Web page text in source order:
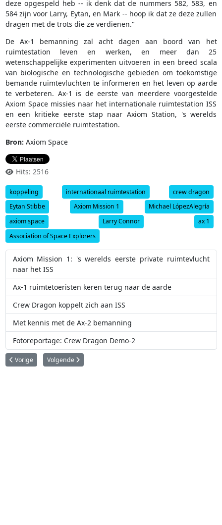
deze opgespeld heb -- ik denk dat de nummers 582, 583, en
584 zijn voor Larry, Eytan, en Mark -- hoop ik dat ze deze zullen
dragen met de trots die ze verdienen."
De Ax-1 bemanning zal acht dagen aan boord van het
ruimtestation leven en werken, en meer dan 25
wetenschappelijke experimenten uitvoeren in een breed scala
van biologische en technologische gebieden om toekomstige
bemande ruimtevluchten te informeren en het leven op aarde
te verbeteren. Ax-1 is de eerste van meerdere voorgestelde
Axiom Space missies naar het internationale ruimtestation ISS
en een kritieke eerste stap naar Axiom Station, 's werelds
eerste commerciële ruimtestation.
Bron: Axiom Space
Hits: 2516
koppeling internationaal ruimtestation
crew dragon
Eytan Stibbe
Axiom Mission 1
Michael LópezAlegría
axiom space
Larry Connor
ax 1
Association of Space Explorers
Axiom Mission 1: 's werelds eerste private ruimtevlucht
naar het ISS
Ax-1 ruimtetoeristen keren terug naar de aarde
Crew Dragon koppelt zich aan ISS
Met kennis met de Ax-2 bemanning
Fotoreportage: Crew Dragon Demo-2
Vorig artikel: Northrop Grumman brengt NASA-experimenten en
Vorige Volgende artikel: Starliner ruimtecapsule terug op aarde
Volgende